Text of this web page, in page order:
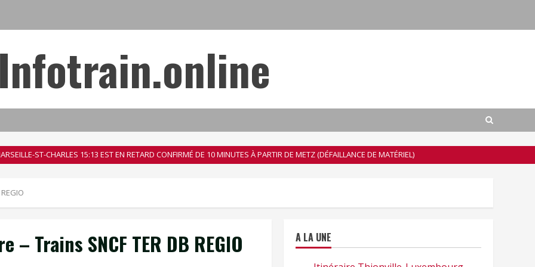
Infotrain.online
ST-CHARLES 15:13 EST EN RETARD CONFIRMÉ DE 10 MINUTES À PARTIR DE METZ (DÉFAILLANCE DE MATÉRIEL)
Trains SNCF TER DB REGIO A LA UNE